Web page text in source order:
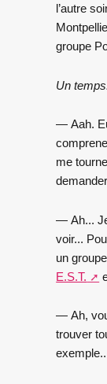
l’autre
groupe
Un
— Aah.
me
— Ah...
voir...
un
E.S.T.
— Ah,
trouver